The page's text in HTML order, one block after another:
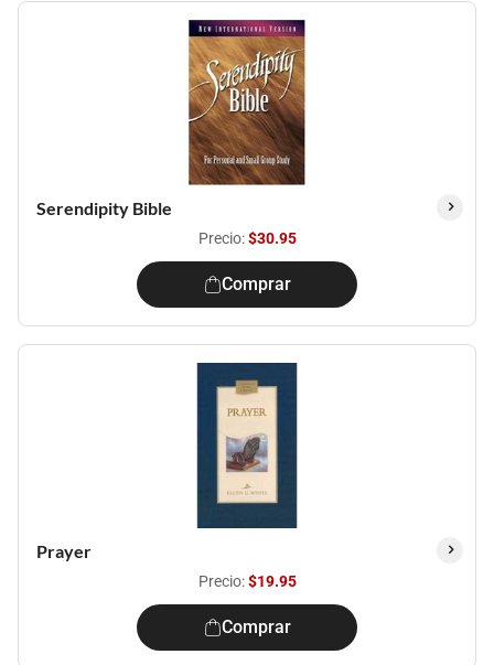
Serendipity Bible
Precio:$30.95
Comprar
Prayer
Precio:$19.95
Comprar